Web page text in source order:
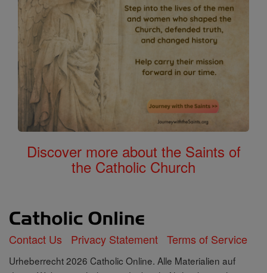
Discover more about the Saints of
the Catholic Church
Contact Us Privacy Statement Terms of Service
Urheberrecht 2026 Catholic Online. Alle Materialien auf